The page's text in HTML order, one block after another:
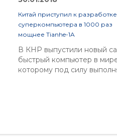
Китай приступил к разработке
суперкомпьютера в 1000 раз
мощнее Tianhe-1A
В КНР выпустили новый
быстрый компьютер в
которому под силу